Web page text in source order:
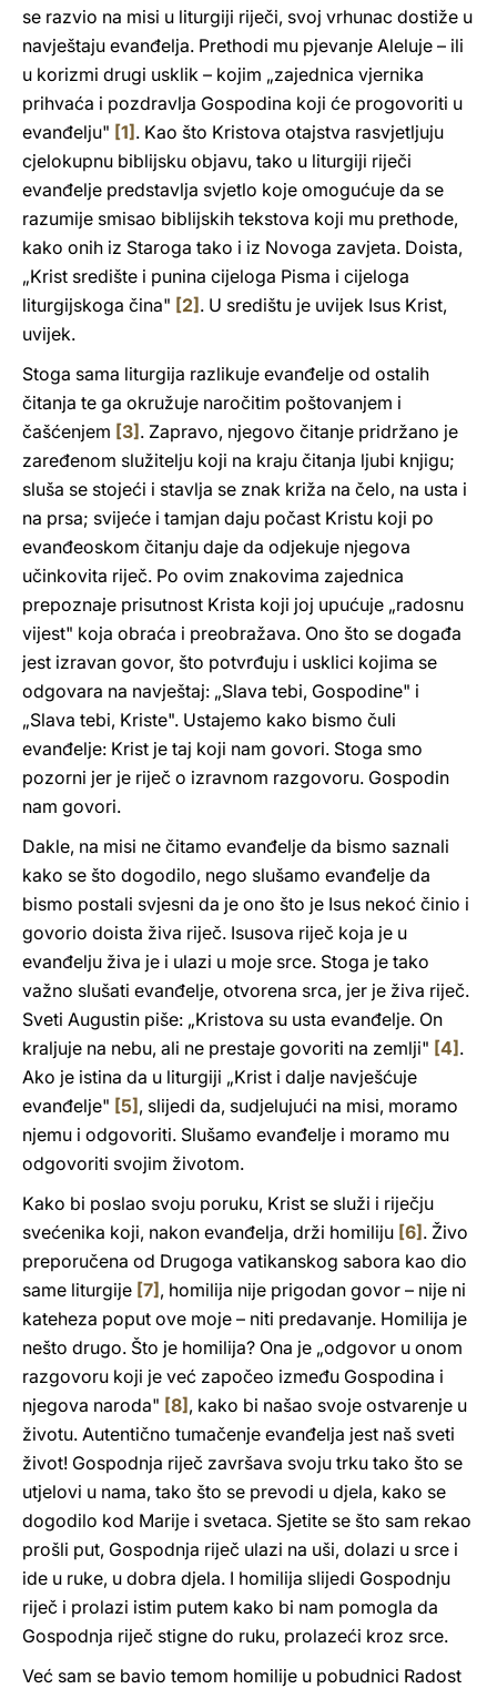
se razvio na misi u liturgiji riječi, svoj vrhunac dostiže u
navještaju evanđelja. Prethodi mu pjevanje Aleluje – ili
u korizmi drugi usklik – kojim „zajednica vjernika
prihvaća i pozdravlja Gospodina koji će progovoriti u
evanđelju" [1] . Kao što Kristova otajstva rasvjetljuju
cjelokupnu biblijsku objavu, tako u liturgiji riječi
evanđelje predstavlja svjetlo koje omogućuje da se
razumije smisao biblijskih tekstova koji mu prethode,
kako onih iz Staroga tako i iz Novoga zavjeta. Doista,
„Krist središte i punina cijeloga Pisma i cijeloga
liturgijskoga čina" [2] . U središtu je uvijek Isus Krist,
uvijek.
Stoga sama liturgija razlikuje evanđelje od ostalih
čitanja te ga okružuje naročitim poštovanjem i
čašćenjem [3] . Zapravo, njegovo čitanje pridržano je
zaređenom služitelju koji na kraju čitanja ljubi knjigu;
sluša se stojeći i stavlja se znak križa na čelo, na usta i
na prsa; svijeće i tamjan daju počast Kristu koji po
evanđeoskom čitanju daje da odjekuje njegova
učinkovita riječ. Po ovim znakovima zajednica
prepoznaje prisutnost Krista koji joj upućuje „radosnu
vijest" koja obraća i preobražava. Ono što se događa
jest izravan govor, što potvrđuju i usklici kojima se
odgovara na navještaj: „Slava tebi, Gospodine" i
„Slava tebi, Kriste". Ustajemo kako bismo čuli
evanđelje: Krist je taj koji nam govori. Stoga smo
pozorni jer je riječ o izravnom razgovoru. Gospodin
nam govori.
Dakle, na misi ne čitamo evanđelje da bismo saznali
kako se što dogodilo, nego slušamo evanđelje da
bismo postali svjesni da je ono što je Isus nekoć činio i
govorio doista živa riječ. Isusova riječ koja je u
evanđelju živa je i ulazi u moje srce. Stoga je tako
važno slušati evanđelje, otvorena srca, jer je živa riječ.
Sveti Augustin piše: „Kristova su usta evanđelje. On
kraljuje na nebu, ali ne prestaje govoriti na zemlji" [4] .
Ako je istina da u liturgiji „Krist i dalje navješćuje
evanđelje" [5] , slijedi da, sudjelujući na misi, moramo
njemu i odgovoriti. Slušamo evanđelje i moramo mu
odgovoriti svojim životom.
Kako bi poslao svoju poruku, Krist se služi i riječju
svećenika koji, nakon evanđelja, drži homiliju [6] . Živo
preporučena od Drugoga vatikanskog sabora kao dio
same liturgije [7] , homilija nije prigodan govor – nije ni
kateheza poput ove moje – niti predavanje. Homilija je
nešto drugo. Što je homilija? Ona je „odgovor u onom
razgovoru koji je već započeo između Gospodina i
njegova naroda" [8] , kako bi našao svoje ostvarenje u
životu. Autentično tumačenje evanđelja jest naš sveti
život! Gospodnja riječ završava svoju trku tako što se
utjelovi u nama, tako što se prevodi u djela, kako se
dogodilo kod Marije i svetaca. Sjetite se što sam rekao
prošli put, Gospodnja riječ ulazi na uši, dolazi u srce i
ide u ruke, u dobra djela. I homilija slijedi Gospodnju
riječ i prolazi istim putem kako bi nam pomogla da
Gospodnja riječ stigne do ruku, prolazeći kroz srce.
Već sam se bavio temom homilije u pobudnici Radost